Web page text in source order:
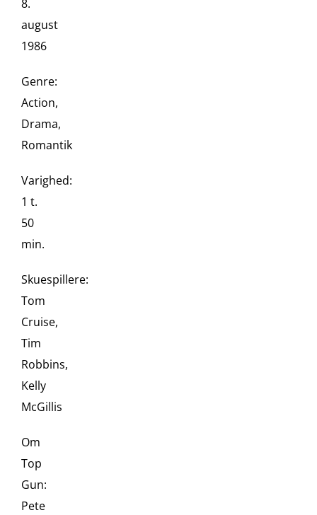
8.
august
1986
Genre:
Action,
Drama,
Romantik
Varighed:
1 t.
50
min.
Skuespillere:
Tom
Cruise,
Tim
Robbins,
Kelly
McGillis
Om
Top
Gun:
Pete